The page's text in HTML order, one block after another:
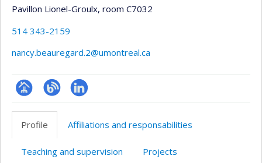
Pavillon Lionel-Groulx, room C7032
514 343-2159
nancy.beauregard.2@umontreal.ca
Page
professionnelle
BlogueLinkedIn
Profile
Affiliations and responsabilities
Teaching and supervision Projects